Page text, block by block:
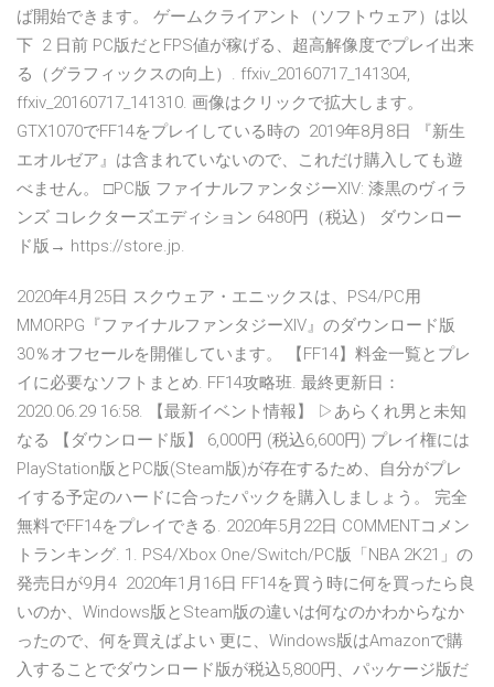
ば開始できます。 ゲームクライアント（ソフトウェア）は以
下 2 日前 PC版だとFPS値が稼げる、超高解像度でプレイ出来
る（グラフィックスの向上）. ffxiv_20160717_141304,
ffxiv_20160717_141310. 画像はクリックで拡大します。
GTX1070でFF14をプレイしている時の 2019年8月8日 『新生
エオルゼア』は含まれていないので、これだけ購入しても遊
べません。 □PC版 ファイナルファンタジーXIV: 漆黒のヴィラ
ンズ コレクターズエディション 6480円（税込） ダウンロー
ド版→ https://store.jp.
2020年4月25日 スクウェア・エニックスは、PS4/PC用
MMORPG『ファイナルファンタジーXIV』のダウンロード版
30％オフセールを開催しています。 【FF14】料金一覧とプレ
イに必要なソフトまとめ. FF14攻略班. 最終更新日：
2020.06.29 16:58. 【最新イベント情報】 ▷あらくれ男と未知
なる 【ダウンロード版】 6,000円 (税込6,600円) プレイ権には
PlayStation版とPC版(Steam版)が存在するため、自分がプレ
イする予定のハードに合ったパックを購入しましょう。 完全
無料でFF14をプレイできる. 2020年5月22日 COMMENTコメン
トランキング. 1. PS4/Xbox One/Switch/PC版「NBA 2K21」の
発売日が9月4 2020年1月16日 FF14を買う時に何を買ったら良
いのか、Windows版とSteam版の違いは何なのかわからなか
ったので、何を買えばよい 更に、Windows版はAmazonで購
入することでダウンロード版が税込5,800円、パッケージ版だ